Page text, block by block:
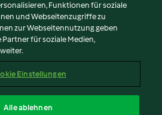
Funktionen für soziale
und Webseitenzugriffe zu
zur Webseitennutzung geben
für soziale Medien,
Einstellungen
Alle ablehnen